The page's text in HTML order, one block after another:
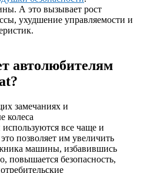
А это вызывает рост
ухудшение управляемости и
автолюбителям
замечаниях и
колеса
все чаще и
позволяет им увеличить
машины, избавившись
повышается безопасность,